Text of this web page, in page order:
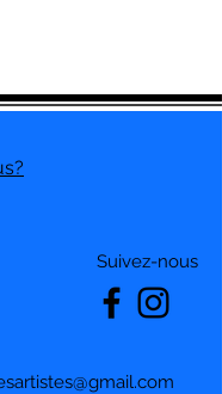
Suivez-nous